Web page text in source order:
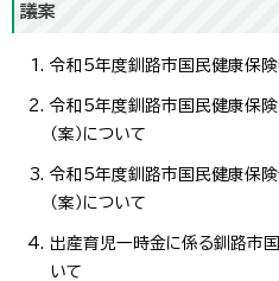
議案
令和5年度釧路市国民健康保険
令和5年度釧路市国民健康保
（案）について
令和5年度釧路市国民健康保
（案）について
出産育児一時金に係る釧路市
いて